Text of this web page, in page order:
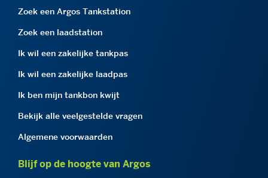
Zoek een Argos Tankstation
Zoek een laadstation
Ik wil een zakelijke tankpas
Ik wil een zakelijke laadpas
Ik ben mijn tankbon kwijt
Bekijk alle veelgestelde vragen
Algemene voorwaarden
Blijf op de hoogte van Argos